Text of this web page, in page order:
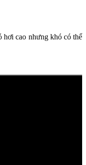
hơi cao nhưng khó có thể